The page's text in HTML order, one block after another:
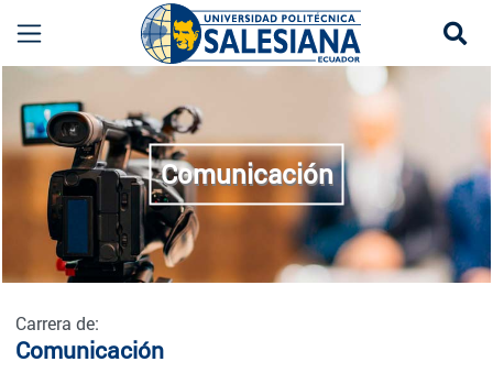
Comunicación - Quito
Comunicación
Carrera de:
Comunicación